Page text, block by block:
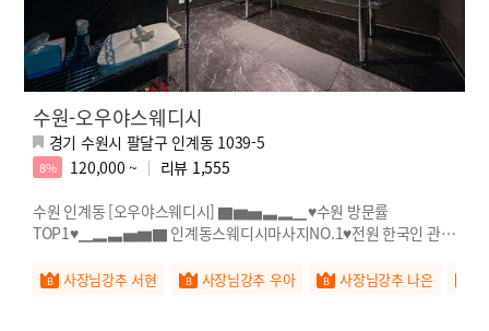
수원-오우야스웨디시
경기 수원시 팔달구 인계동 1039-5
8% 120,000 ~ 리뷰 1,555
수원 인계동 [오우야스웨디시] ▇▆▅▃▂▁♥수원 방문률
TOP1♥▁▂▃▅▆▇ 인계동스웨디시마사지NO.1♥전원 한국인 관리
사장님강추 서현 사장님강추 우아 사장님강추 나은